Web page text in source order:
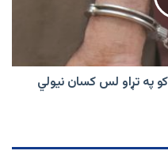
په تړاو لس کسان نيولي